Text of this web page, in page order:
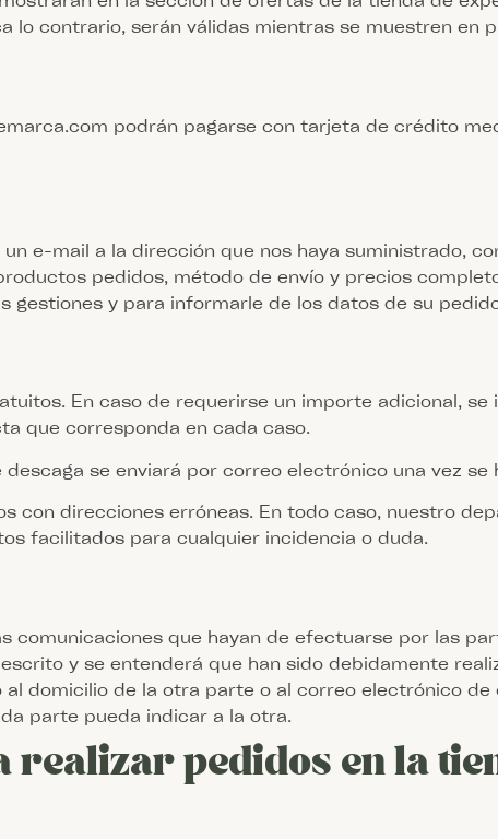
lo contrario, serán válidas mientras se muestren en
podrán pagarse con tarjeta de crédito
e-mail a la dirección que nos haya suministrado,
pedidos, método de envío y precios
y para informarle de los datos de su
En caso de requerirse un importe adicional,
que corresponda en cada caso.
se enviará por correo electrónico una vez se
con direcciones erróneas. En todo caso, nuestro
facilitados para cualquier incidencia o duda.
comunicaciones que hayan de efectuarse por las
y se entenderá que han sido debidamente
domicilio de la otra parte o al correo electrónico de
parte pueda indicar a la otra.
pedidos en la